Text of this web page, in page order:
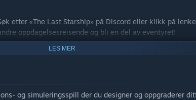
etter «The Last Starship» på Discord eller klikk på
oppdagelsesreisende og bli en del av eventyret!
LES MER
og simuleringsspill der du designer og oppgraderer